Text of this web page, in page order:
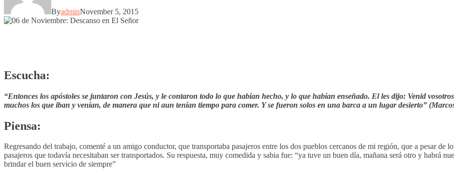
ByadminNovember 5, 2015
Escucha:
“Entonces los apóstoles se juntaron con Jesús, y le contaron todo lo que habían hecho, y lo que habían enseñado. El les dijo: Venid
muchos los que iban y venían, de manera que ni aun tenían tiempo para comer. Y se fueron solos en una barca a un lugar desierto”
Piensa:
Regresando del trabajo, comenté a un amigo conductor, que transportaba pasajeros entre los dos pueblos cercanos de mi región, que a pesar de
pasajeros que todavía necesitaban ser transportados. Su respuesta, muy comedida y sabia fue: “ya tuve un buen día, mañana será otro y habrá
brindar el buen servicio de siempre”